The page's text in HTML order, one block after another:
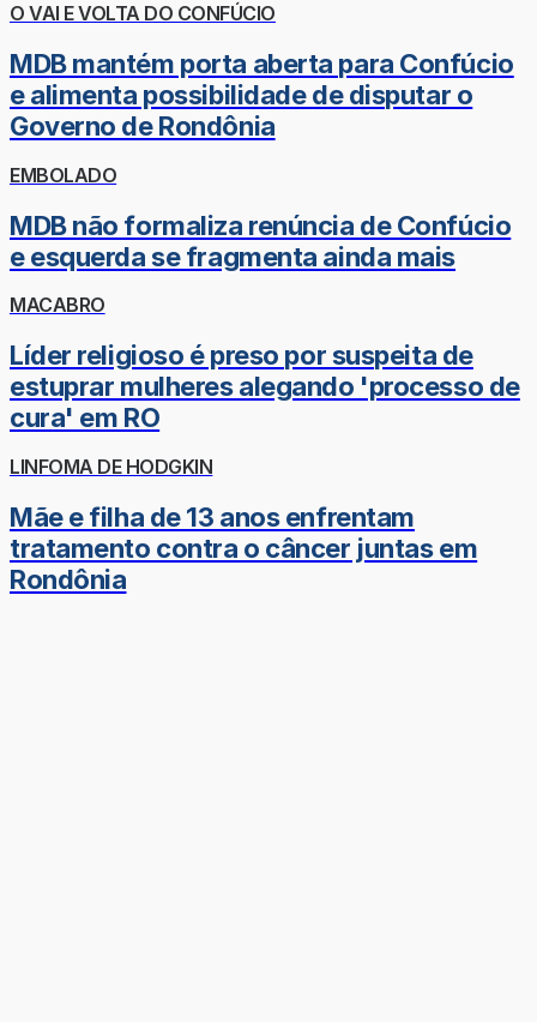
O VAI E VOLTA DO CONFÚCIO
MDB mantém porta aberta para Confúcio
e alimenta possibilidade de disputar o
Governo de Rondônia
EMBOLADO
MDB não formaliza renúncia de Confúcio
e esquerda se fragmenta ainda mais
MACABRO
Líder religioso é preso por suspeita de
estuprar mulheres alegando 'processo de
cura' em RO
LINFOMA DE HODGKIN
Mãe e filha de 13 anos enfrentam
tratamento contra o câncer juntas em
Rondônia